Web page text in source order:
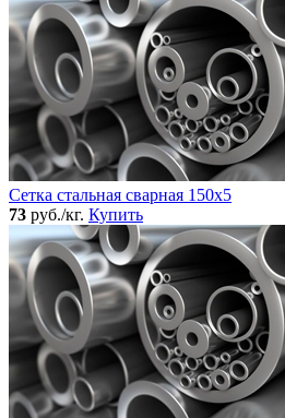
Сетка стальная сварная 150x5
73 руб./кг. Купить